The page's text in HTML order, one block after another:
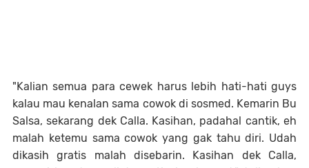
"Kalian semua para cewek harus lebih hati-hati guys
kalau mau kenalan sama cowok di sosmed. Kemarin Bu
Salsa, sekarang dek Calla. Kasihan, padahal cantik, eh
malah ketemu sama cowok yang gak tahu diri. Udah
dikasih gratis malah disebarin. Kasihan dek Calla,